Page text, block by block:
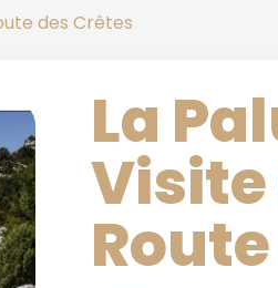
des Crêtes
La